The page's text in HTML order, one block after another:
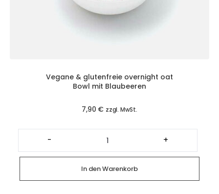
Vegane & glutenfreie overnight oat
Bowl mit Blaubeeren
7,90 € zzgl. MwSt.
-
Vegane
&
glutenfreie
overnight
oat
Bowl
mit
Blaubeeren
+
In den Warenkorb